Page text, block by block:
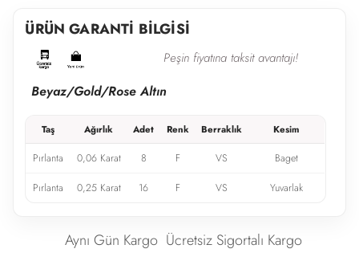
ÜRÜN GARANTİ BİLGİSİ
Peşin fiyatına taksit avantajı!
Beyaz/Gold/Rose Altın
Taş Ağırlık Adet Renk Berraklık Kesim
Pırlanta 0,06 Karat 8 F VS Baget
Pırlanta 0,25 Karat 16 F VS Yuvarlak
Aynı Gün Kargo Ücretsiz Sigortalı Kargo